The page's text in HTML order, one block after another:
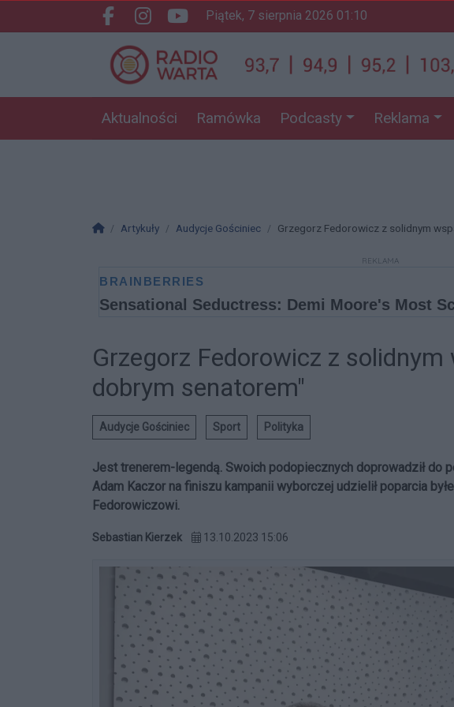
Facebook.com
Instagram.com
Youtube.com
piątek, 7 sierpnia 2026 01:10
Aktualności Ramówka Podcasty Reklama
Strona główna
Artykuły Audycje Gościniec Grzegorz Fedorowicz z solidnym
REKLAMA
Grzegorz Fedorowicz z
dobrym senatorem"
Audycje Gościniec Sport Polityka
Jest trenerem-legendą. Swoich podopiecznych doprowadził do
Adam Kaczor na finiszu kampanii wyborczej udzielił poparcia
Fedorowiczowi.
Sebastian Kierzek 13.10.2023 15:06